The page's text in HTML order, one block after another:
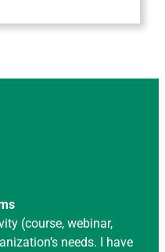
(course, webinar,
needs. I have